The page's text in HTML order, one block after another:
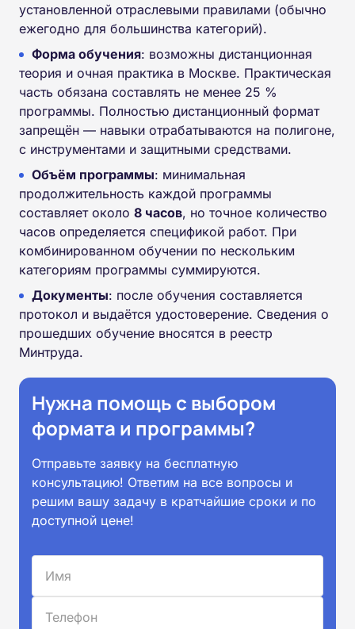
установленной отраслевыми правилами (обычно
ежегодно для большинства категорий).
Форма обучения: возможны дистанционная
теория и очная практика в Москве. Практическая
часть обязана составлять не менее 25 %
программы. Полностью дистанционный формат
запрещён — навыки отрабатываются на полигоне,
с инструментами и защитными средствами.
Объём программы: минимальная
продолжительность каждой программы
составляет около 8 часов, но точное количество
часов определяется спецификой работ. При
комбинированном обучении по нескольким
категориям программы суммируются.
Документы: после обучения составляется
протокол и выдаётся удостоверение. Сведения о
прошедших обучение вносятся в реестр
Минтруда.
Нужна помощь с выбором
формата и программы?
Отправьте заявку на бесплатную
консультацию! Ответим на все вопросы и
решим вашу задачу в кратчайшие сроки и по
доступной цене!